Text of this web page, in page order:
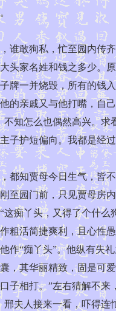
敢狥私，忙至园内传齐
头家名姓和钱之多少。
牌一并烧毁，所有的钱
的亲戚又与他打嘴，自
知怎么也偶然高兴。
子护短偏向。我都是经
贾母今日生气，皆不
至园门前，只见贾母房
痴丫头，又得了个什
粗活简捷爽利，且心性
作“痴丫头”。他纵有失
，其华丽精致，固是可
子相打。”左右猜解不
夫人接来一看，吓得